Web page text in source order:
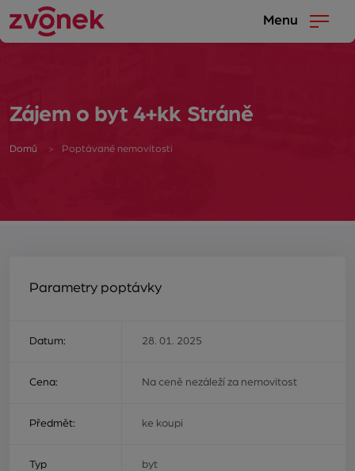
Menu
Zájem o byt 4+kk Stráně
Domů Poptávané nemovitosti
Parametry poptávky
Datum: 28. 01. 2025
Cena: Na ceně nezáleží za nemovitost
Předmět: ke koupi
Typ
byt